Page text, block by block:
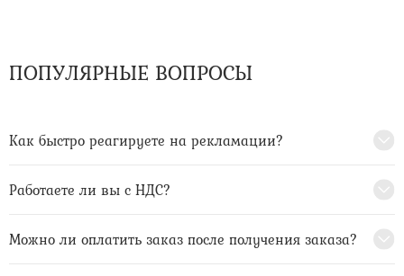
ПОПУЛЯРНЫЕ ВОПРОСЫ
Как быстро реагируете на рекламации?
Работаете ли вы с НДС?
Можно ли оплатить заказ после получения заказа?